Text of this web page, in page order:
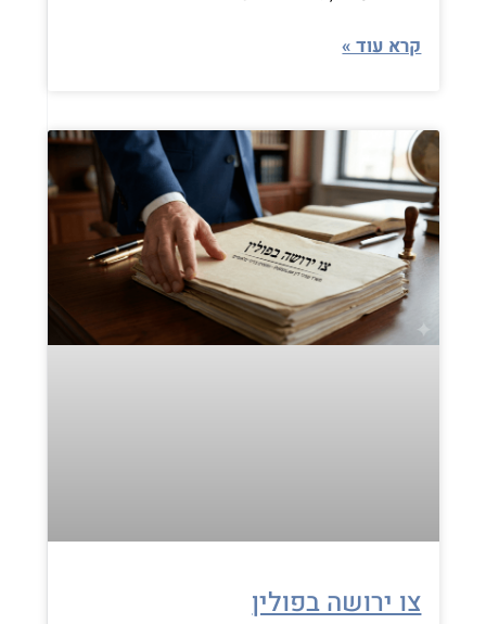
קרא עוד »
צו ירושה בפולין